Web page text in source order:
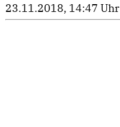
23.11.2018, 14:47 Uhr